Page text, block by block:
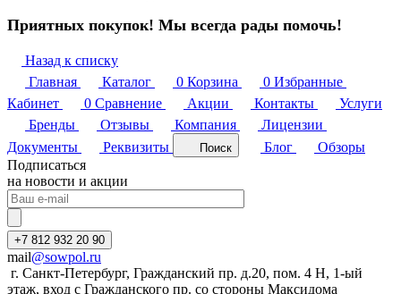
Приятных покупок! Мы всегда рады помочь!
Назад к списку
Главная
Каталог 0 Корзина 0 Избранные
Кабинет
0 Сравнение Акции Контакты
Услуги
Бренды
Отзывы Компания
Лицензии
Документы
Реквизиты Поиск Блог
Обзоры
Подписаться
на новости и акции
+7 812 932 20 90
mail@sowpol.ru
г. Санкт-Петербург, Гражданский пр. д.20, пом. 4 Н, 1-ый
этаж, вход с Гражданского пр. со стороны Максидома